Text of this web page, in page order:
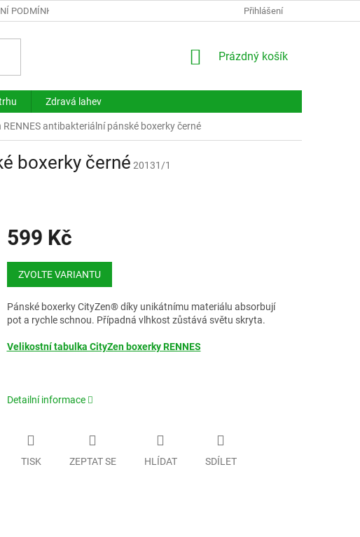
PODMÍNKY KONTAKTY
Přihlášení
NÁKUPNÍ
Prázdný košík
Zdravá lahev
RENNES antibakteriální pánské boxerky černé
boxerky černé 20131/1
599 Kč
Měrná
cena:
ZVOLTE VARIANTU
Pánské boxerky CityZen® díky unikátnímu materiálu absorbují
pot a rychle schnou. Případná vlhkost zůstává světu skryta.
Velikostní tabulka CityZen boxerky RENNES
Detailní informace
TISK ZEPTAT SE HLÍDAT SDÍLET